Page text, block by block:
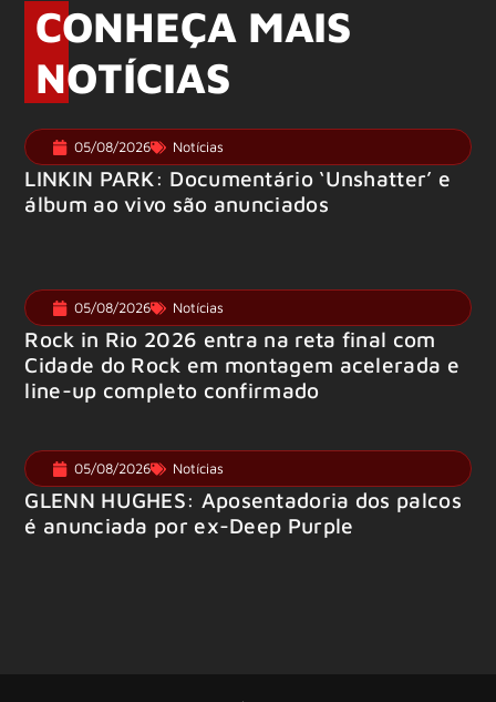
CONHEÇA MAIS
NOTÍCIAS
05/08/2026 Notícias
LINKIN PARK: Documentário ‘Unshatter’ e
álbum ao vivo são anunciados
05/08/2026 Notícias
Rock in Rio 2026 entra na reta final com
Cidade do Rock em montagem acelerada e
line-up completo confirmado
05/08/2026 Notícias
GLENN HUGHES: Aposentadoria dos palcos
é anunciada por ex-Deep Purple